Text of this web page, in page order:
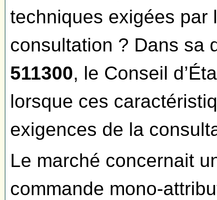
techniques exigées par
consultation ? Dans sa
511300, le Conseil
lorsque ces
exigences de la
Le marché concernait
commande mono-